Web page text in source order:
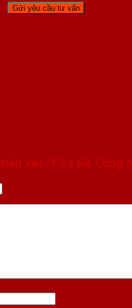
xét “Cửa Gỗ Công